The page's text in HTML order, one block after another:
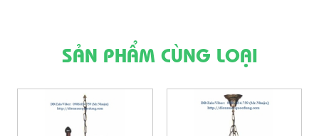
SẢN PHẨM CÙNG LOẠI